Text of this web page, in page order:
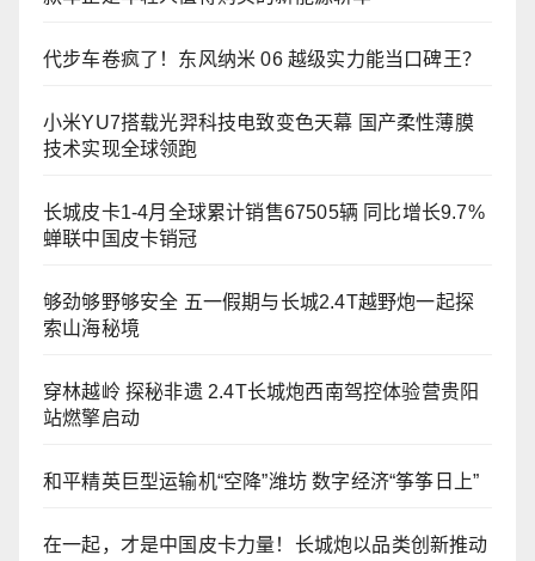
代步车卷疯了！东风纳米 06 越级实力能当口碑王？
小米YU7搭载光羿科技电致变色天幕 国产柔性薄膜
技术实现全球领跑
长城皮卡1-4月全球累计销售67505辆 同比增长9.7%
蝉联中国皮卡销冠
够劲够野够安全 五一假期与长城2.4T越野炮一起探
索山海秘境
穿林越岭 探秘非遗 2.4T长城炮西南驾控体验营贵阳
站燃擎启动
和平精英巨型运输机“空降”潍坊 数字经济“筝筝日上”
在一起，才是中国皮卡力量！长城炮以品类创新推动